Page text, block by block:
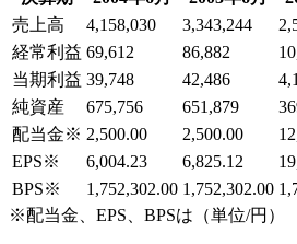
売上高
4,158,030 3,343,244
経常利益 69,612 86,882
当期利益 39,748 42,486
純資産
675,756 651,879
配当金※ 2,500.00 2,500.00
EPS※ 6,004.23 6,825.12
BPS※ 1,752,302.00 1,752,302.00
※配当金、EPS、BPSは（単位/円）